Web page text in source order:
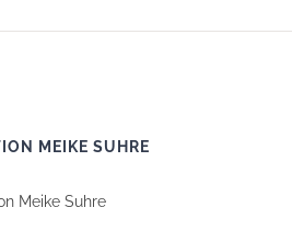
MEIKE SUHRE
Meike Suhre